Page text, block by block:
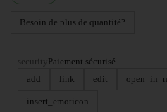
Besoin de plus de quantité?
security Paiement sécurisé
add
link edit
insert_emoticon